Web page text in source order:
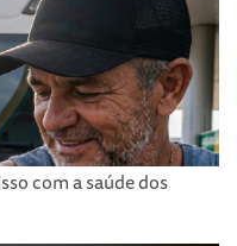
com a saúde dos